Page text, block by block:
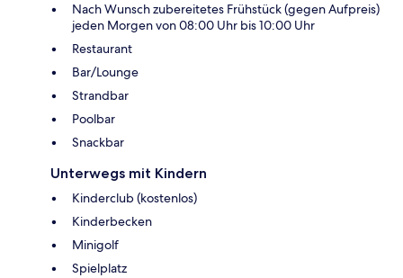
Nach Wunsch zubereitetes Frühstück (gegen Aufpreis)
jeden Morgen von 08:00 Uhr bis 10:00 Uhr
Restaurant
Bar/Lounge
Strandbar
Poolbar
Snackbar
Unterwegs mit Kindern
Kinderclub (kostenlos)
Kinderbecken
Minigolf
Spielplatz